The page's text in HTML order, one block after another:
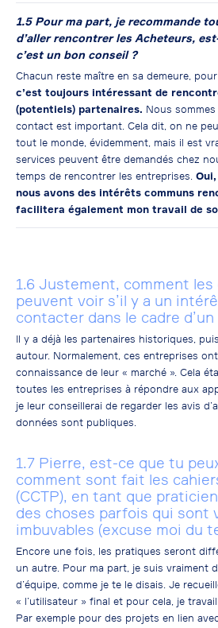
1.5 Pour ma part, je recommande
d’aller rencontrer les Acheteurs,
c’est un bon conseil ?
Chacun reste maître en sa demeure,
c’est toujours intéressant de
(potentiels) partenaires. Nous
contact est important. Cela dit, on ne
tout le monde, évidemment, mais il est
services peuvent être demandés chez
temps de rencontrer les entreprises.
nous avons des intérêts communs
facilitera également mon travail de
1.6 Justement, comment
peuvent voir s’il y a un
contacter dans le cadre
Il y a déjà les partenaires historiques,
autour. Normalement, ces entreprises
connaissance de leur « marché ». Cela
toutes les entreprises à répondre aux
je leur conseillerai de regarder les avis
données sont publiques.
1.7 Pierre, est-ce que tu
comment sont fait les
(CCTP), en tant que
des choses parfois qui sont
imbuvables (excuse moi du
Encore une fois, les pratiques seront
un autre. Pour ma part, je suis vraiment
d’équipe, comme je te le disais. Je
« l’utilisateur » final et pour cela, je
Par exemple pour des projets en lien